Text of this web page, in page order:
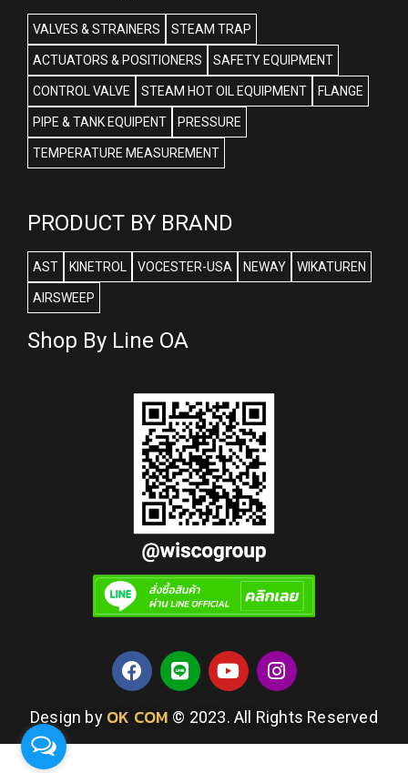
VALVES & STRAINERS STEAM TRAP
ACTUATORS & POSITIONERS SAFETY EQUIPMENT
CONTROL VALVE STEAM HOT OIL EQUIPMENT FLANGE
PIPE & TANK EQUIPENT PRESSURE
TEMPERATURE MEASUREMENT
PRODUCT BY BRAND
AST KINETROL VOCESTER-USA NEWAY WIKATUREN
AIRSWEEP
Shop By Line OA
Design by OK COM © 2023. All Rights Reserved